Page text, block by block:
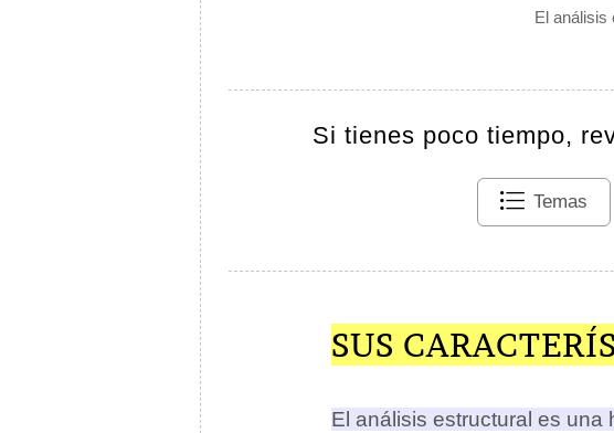
El análisis
Si tienes poco tiempo,
Temas
SUS
El análisis estructural es una